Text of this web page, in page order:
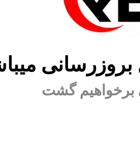
برخواهیم گشت